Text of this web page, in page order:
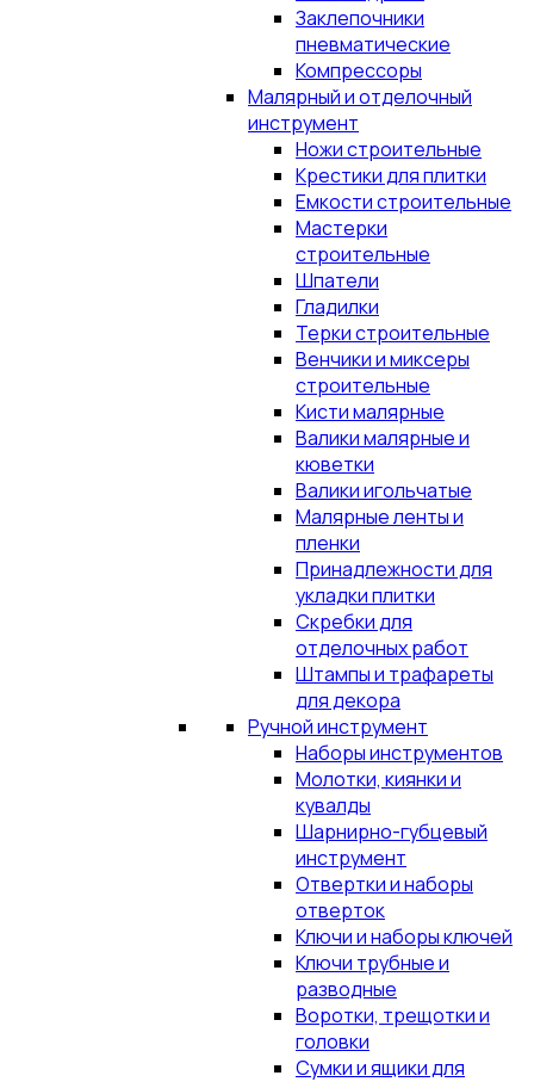
Заклепочники
пневматические
Компрессоры
Малярный и отделочный
инструмент
Ножи строительные
Крестики для плитки
Емкости строительные
Мастерки
строительные
Шпатели
Гладилки
Терки строительные
Венчики и миксеры
строительные
Кисти малярные
Валики малярные и
кюветки
Валики игольчатые
Малярные ленты и
пленки
Принадлежности для
укладки плитки
Скребки для
отделочных работ
Штампы и трафареты
для декора
Ручной инструмент
Наборы инструментов
Молотки, киянки и
кувалды
Шарнирно-губцевый
инструмент
Отвертки и наборы
отверток
Ключи и наборы ключей
Ключи трубные и
разводные
Воротки, трещотки и
головки
Сумки и ящики для